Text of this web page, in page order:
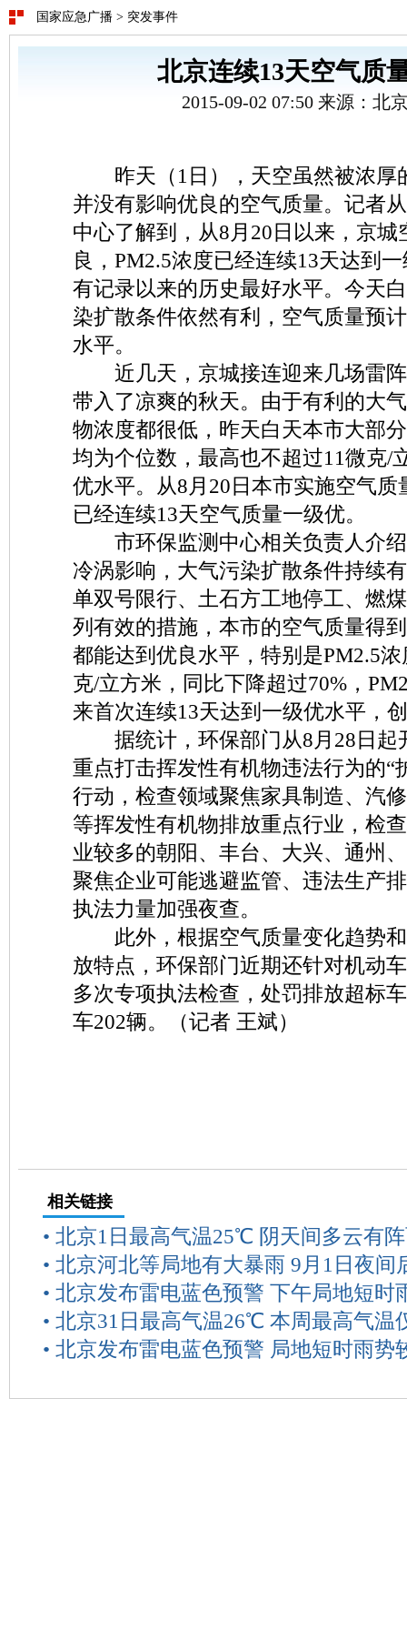
国家应急广播 > 突发事件
北京连续13天空气质
2015-09-02 07:50 来源：北
昨天（1日），天空虽然被浓厚
并没有影响优良的空气质量。记者
中心了解到，从8月20日以来，京城
良，PM2.5浓度已经连续13天达到
有记录以来的历史最好水平。今天
染扩散条件依然有利，空气质量预
水平。
近几天，京城接连迎来几场雷阵
带入了凉爽的秋天。由于有利的大
物浓度都很低，昨天白天本市大部
均为个位数，最高也不超过11微克/
优水平。从8月20日本市实施空气质
已经连续13天空气质量一级优。
市环保监测中心相关负责人介绍
冷涡影响，大气污染扩散条件持续
单双号限行、土石方工地停工、燃
列有效的措施，本市的空气质量得
都能达到优良水平，特别是PM2.5
克/立方米，同比下降超过70%，
来首次连续13天达到一级优水平，
据统计，环保部门从8月28日起
重点打击挥发性有机物违法行为的“
行动，检查领域聚焦家具制造、汽
等挥发性有机物排放重点行业，检
业较多的朝阳、丰台、大兴、通州
聚焦企业可能逃避监管、违法生产
执法力量加强夜查。
此外，根据空气质量变化趋势和
放特点，环保部门近期还针对机动
多次专项执法检查，处罚排放超标
车202辆。（记者 王斌）
相关链接
• 北京1日最高气温25℃ 阴天间多云有
• 北京河北等局地有大暴雨 9月1日夜间
• 北京发布雷电蓝色预警 下午局地短时
• 北京31日最高气温26℃ 本周最高气温
• 北京发布雷电蓝色预警 局地短时雨势